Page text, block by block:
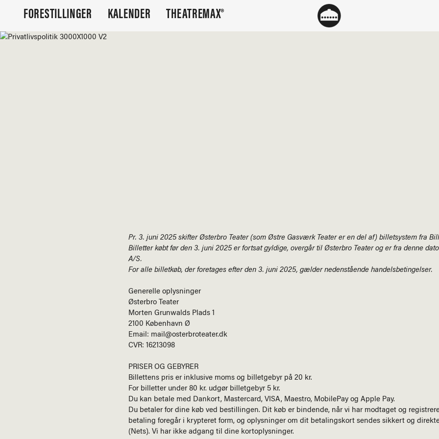
FORESTILLINGER KALENDER THEATREMAX®
Pr. 3. juni 2025 skifter Østerbro Teater (som Østre Gasværk Teater er en del af) billetsystem fra
Billetter købt før den 3. juni 2025 er fortsat gyldige, overgår til Østerbro Teater og er fra denne
A/S.
For alle billetkøb, der foretages efter den 3. juni 2025, gælder nedenstående handelsbetingelser.
Generelle oplysninger
Østerbro Teater
Morten Grunwalds Plads 1
2100 København Ø
Email: mail@osterbroteater.dk
CVR: 16213098
PRISER OG GEBYRER
Billettens pris er inklusive moms og billetgebyr på 20 kr.
For billetter under 80 kr. udgør billetgebyr 5 kr.
Du kan betale med Dankort, Mastercard, VISA, Maestro, MobilePay og Apple Pay.
Du betaler for dine køb ved bestillingen. Dit køb er bindende, når vi har modtaget og
betaling foregår i krypteret form, og oplysninger om dit betalingskort sendes sikkert og
(Nets). Vi har ikke adgang til dine kortoplysninger.